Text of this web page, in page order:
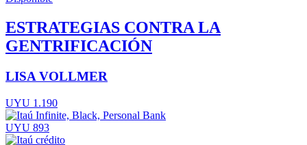
ESTRATEGIAS CONTRA LA
GENTRIFICACIÓN
LISA VOLLMER
UYU 1.190
UYU 893